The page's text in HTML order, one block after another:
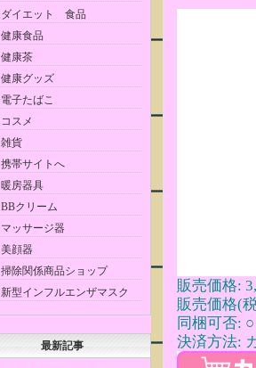
販売価格:
販売価格(
同梱可否: ○
決済方法:
ダイエット 食品
健康食品
健康茶
健康グッズ
電子たばこ
コスメ
雑貨
携帯サイトへ
暖房器具
BBクリーム
マッサージ器
美顔器
掃除関係商品ショップ
新型インフルエンザマスク
最新記事